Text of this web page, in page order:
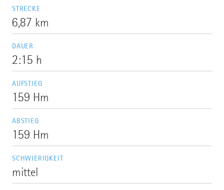
STRECKE
6,87 km
DAUER
2:15 h
AUFSTIEG
159 Hm
ABSTIEG
159 Hm
SCHWIERIGKEIT
mittel